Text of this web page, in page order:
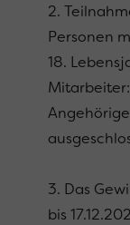
2.
Personen
18.
3. Das
bis